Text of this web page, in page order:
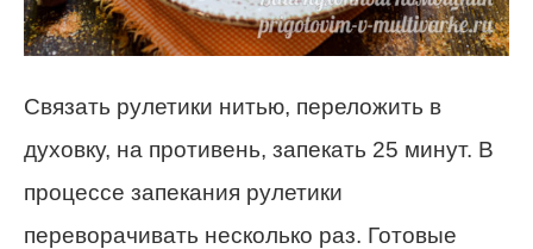
Связать рулетики нитью, переложить в
духовку, на противень, запекать 25 минут. В
процессе запекания рулетики
переворачивать несколько раз. Готовые